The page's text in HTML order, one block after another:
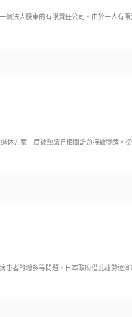
法人股東的有限責任公司。由於一人有
方案一度被熱議且相關話題持續發酵
者的增多等問題。日本政府借此趨勢逐